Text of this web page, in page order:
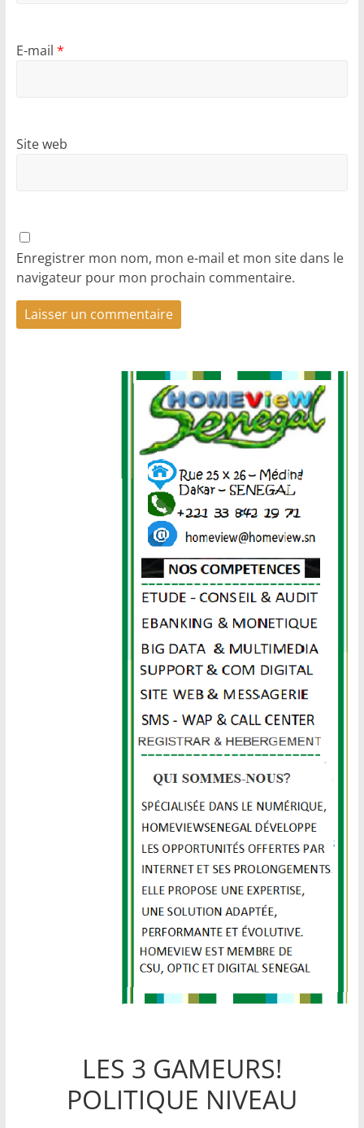
E-mail *
Site web
Enregistrer mon nom, mon e-mail et mon site dans le
navigateur pour mon prochain commentaire.
LES 3 GAMEURS!
POLITIQUE NIVEAU